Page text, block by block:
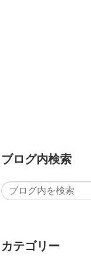
ブログ内検索
カテゴリー